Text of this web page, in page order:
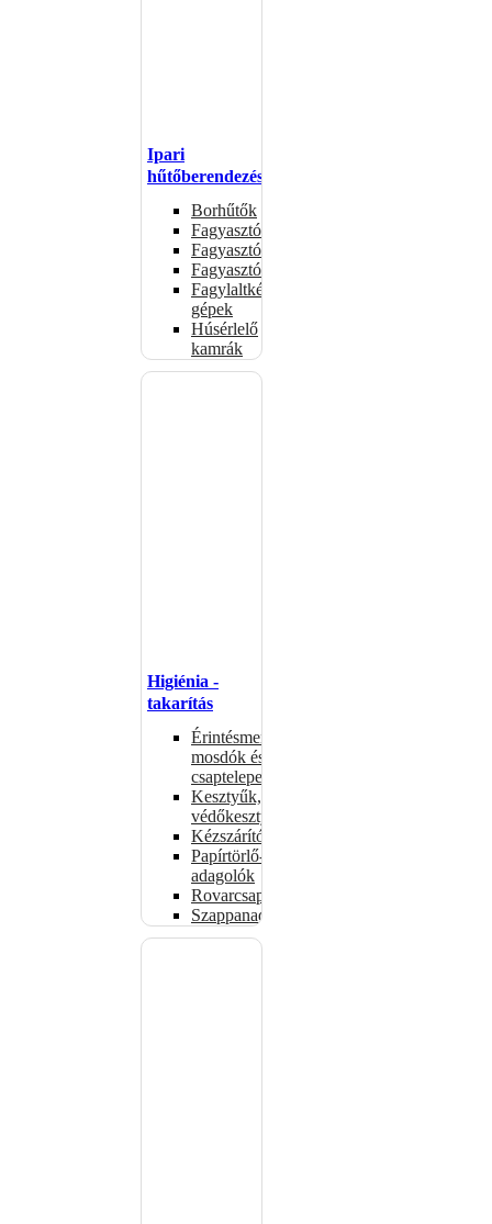
Ipari
hűtőberendezések
Borhűtők
Fagyasztóasztalok
Fagyasztóládák
Fagyasztószekrények
Fagylaltkészítő
gépek
Húsérlelő
kamrák
Higiénia -
takarítás
Érintésmentes
mosdók és
csaptelepek
Kesztyűk,
védőkesztyűk
Kézszárítók
Papírtörlő-
adagolók
Rovarcsapdák
Szappanadagolók